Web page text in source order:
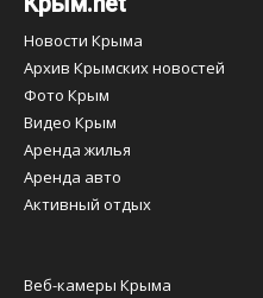
Новости Крыма
Архив Крымских новостей
Фото Крым
Видео Крым
Аренда жилья
Аренда авто
Активный отдых
Веб-камеры Крыма